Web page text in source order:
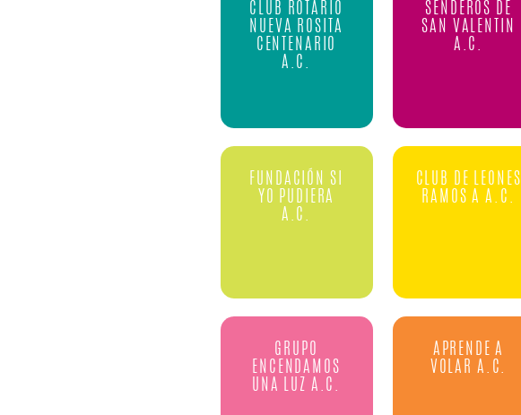
CLUB ROTARIO
NUEVA ROSITA
CENTENARIO
A.C.
SENDEROS DE
SAN VALENTIN
A.C.
FUNDACIÓN SI
YO PUDIERA
A.C.
CLUB DE LEONES
RAMOS A A.C.
GRUPO
ENCENDAMOS
UNA LUZ A.C.
APRENDE A
VOLAR A.C.